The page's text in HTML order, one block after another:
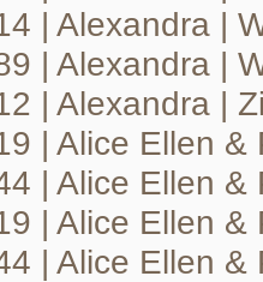
| Alexandra |
| Alexandra |
| Alexandra |
| Alice Ellen
| Alice Ellen
| Alice Ellen
| Alice Ellen